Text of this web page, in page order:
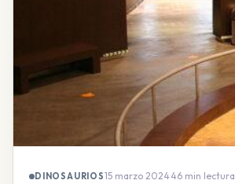
DINOSAURIOS15 marzo 2024·46 min lectura